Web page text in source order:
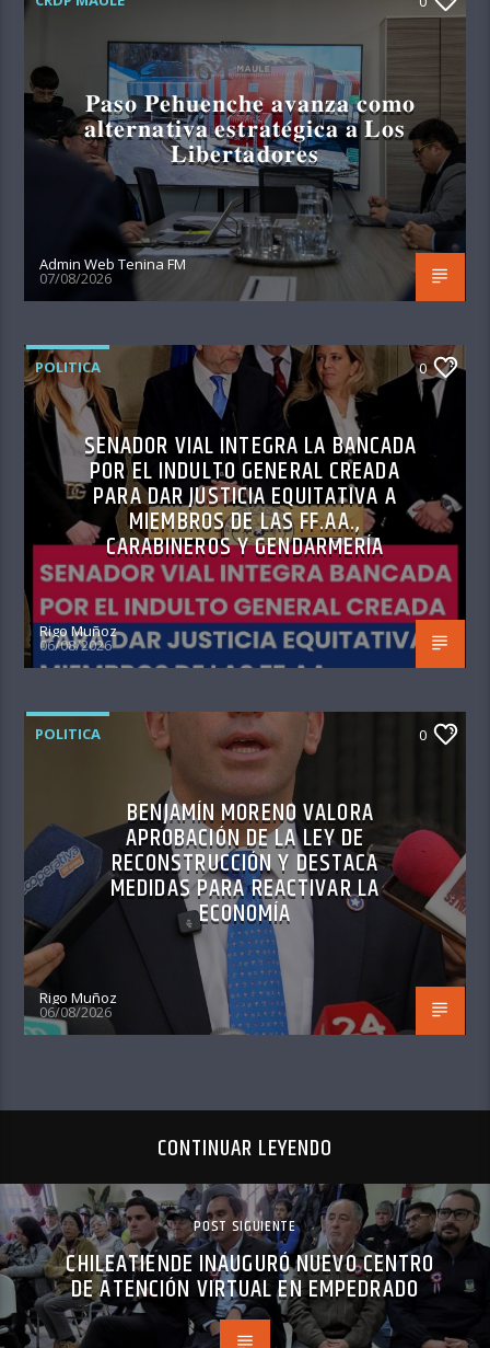
𝐏𝐚𝐬𝐨 𝐏𝐞𝐡𝐮𝐞𝐧𝐜𝐡𝐞 𝐚𝐯𝐚𝐧𝐳𝐚 𝐜𝐨𝐦𝐨
𝐚𝐥𝐭𝐞𝐫𝐧𝐚𝐭𝐢𝐯𝐚 𝐞𝐬𝐭𝐫𝐚𝐭𝐞́𝐠𝐢𝐜𝐚 𝐚 𝐋𝐨𝐬
𝐋𝐢𝐛𝐞𝐫𝐭𝐚𝐝𝐨𝐫𝐞𝐬
Admin Web Tenina FM
07/08/2026
POLITICA 0
SENADOR VIAL INTEGRA LA BANCADA
POR EL INDULTO GENERAL CREADA
PARA DAR JUSTICIA EQUITATIVA A
MIEMBROS DE LAS FF.AA.,
CARABINEROS Y GENDARMERÍA
Rigo Muñoz
06/08/2026
POLITICA 0
BENJAMÍN MORENO VALORA
APROBACIÓN DE LA LEY DE
RECONSTRUCCIÓN Y DESTACA
MEDIDAS PARA REACTIVAR LA
ECONOMÍA
Rigo Muñoz
06/08/2026
CONTINUAR LEYENDO
POST SIGUIENTE
CHILEATIENDE INAUGURÓ NUEVO CENTRO
DE ATENCIÓN VIRTUAL EN EMPEDRADO